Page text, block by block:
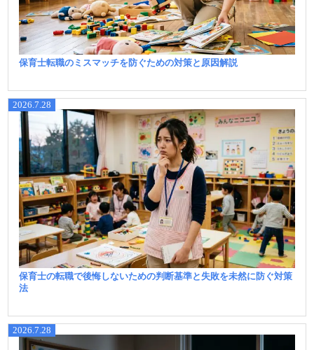
保育士転職のミスマッチを防ぐための対策と原因解説
2026.7.28
保育士の転職で後悔しないための判断基準と失敗を未然に防ぐ対策
法
2026.7.28